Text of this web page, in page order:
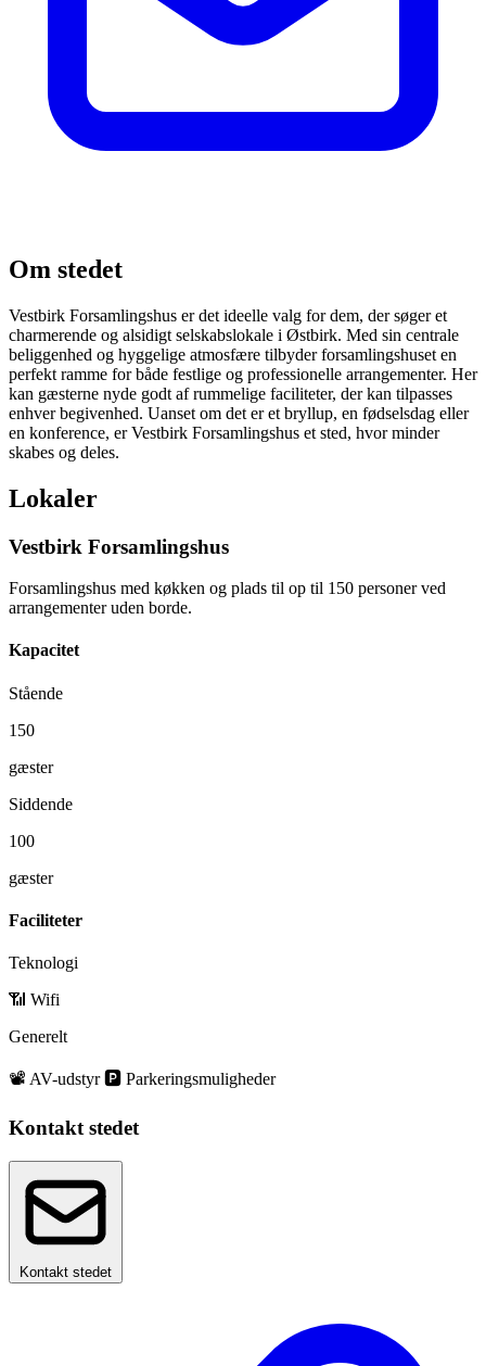
Om stedet
Vestbirk Forsamlingshus er det ideelle valg for dem, der søger et
charmerende og alsidigt selskabslokale i Østbirk. Med sin centrale
beliggenhed og hyggelige atmosfære tilbyder forsamlingshuset en
perfekt ramme for både festlige og professionelle arrangementer. Her
kan gæsterne nyde godt af rummelige faciliteter, der kan tilpasses
enhver begivenhed. Uanset om det er et bryllup, en fødselsdag eller
en konference, er Vestbirk Forsamlingshus et sted, hvor minder
skabes og deles.
Lokaler
Vestbirk Forsamlingshus
Forsamlingshus med køkken og plads til op til 150 personer ved
arrangementer uden borde.
Kapacitet
Stående
150
gæster
Siddende
100
gæster
Faciliteter
Teknologi
📶 Wifi
Generelt
📽️ AV-udstyr🅿️ Parkeringsmuligheder
Kontakt stedet
Kontakt stedet